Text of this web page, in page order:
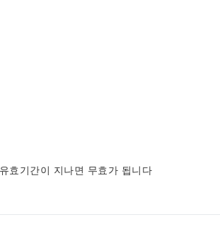
효기간이 지나면 무효가 됩니다